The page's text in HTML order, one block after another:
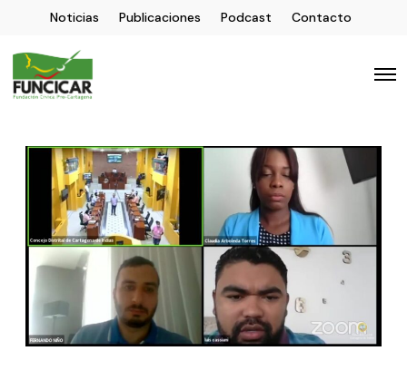
Noticias Publicaciones Podcast Contacto